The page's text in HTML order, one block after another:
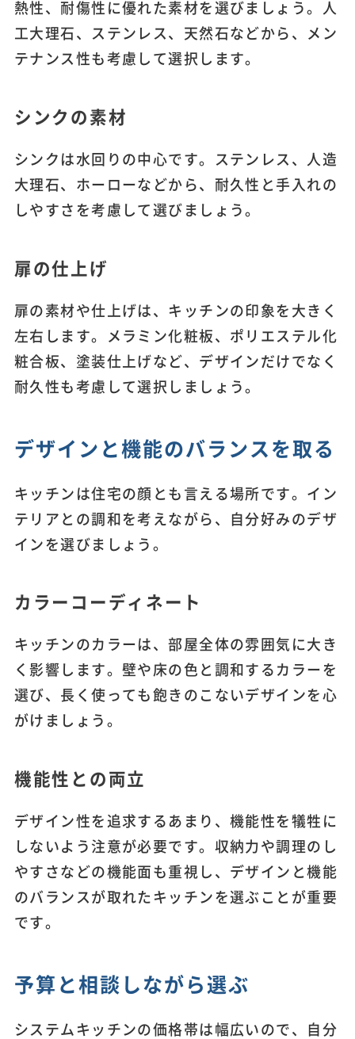
熱性、耐傷性に優れた素材を選びましょう。人
工大理石、ステンレス、天然石などから、メン
テナンス性も考慮して選択します。
シンクの素材
シンクは水回りの中心です。ステンレス、人造
大理石、ホーローなどから、耐久性と手入れの
しやすさを考慮して選びましょう。
扉の仕上げ
扉の素材や仕上げは、キッチンの印象を大きく
左右します。メラミン化粧板、ポリエステル化
粧合板、塗装仕上げなど、デザインだけでなく
耐久性も考慮して選択しましょう。
デザインと機能のバランスを取る
キッチンは住宅の顔とも言える場所です。イン
テリアとの調和を考えながら、自分好みのデザ
インを選びましょう。
カラーコーディネート
キッチンのカラーは、部屋全体の雰囲気に大き
く影響します。壁や床の色と調和するカラーを
選び、長く使っても飽きのこないデザインを心
がけましょう。
機能性との両立
デザイン性を追求するあまり、機能性を犠牲に
しないよう注意が必要です。収納力や調理のし
やすさなどの機能面も重視し、デザインと機能
のバランスが取れたキッチンを選ぶことが重要
です。
予算と相談しながら選ぶ
システムキッチンの価格帯は幅広いので、自分